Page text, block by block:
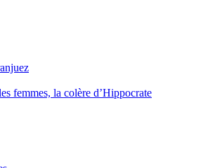
femmes, la colère d’Hippocrate